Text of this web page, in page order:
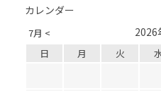
カレンダー
7月 < 2026
日 月 火